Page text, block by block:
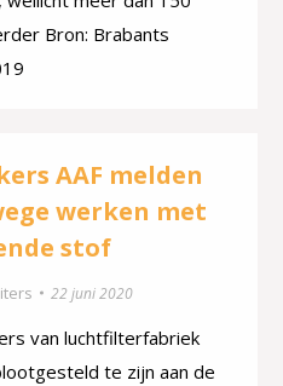
Bron: Brabants
AAF melden
werken met
stof
22 juni 2020
van luchtfilterfabriek
te zijn aan de